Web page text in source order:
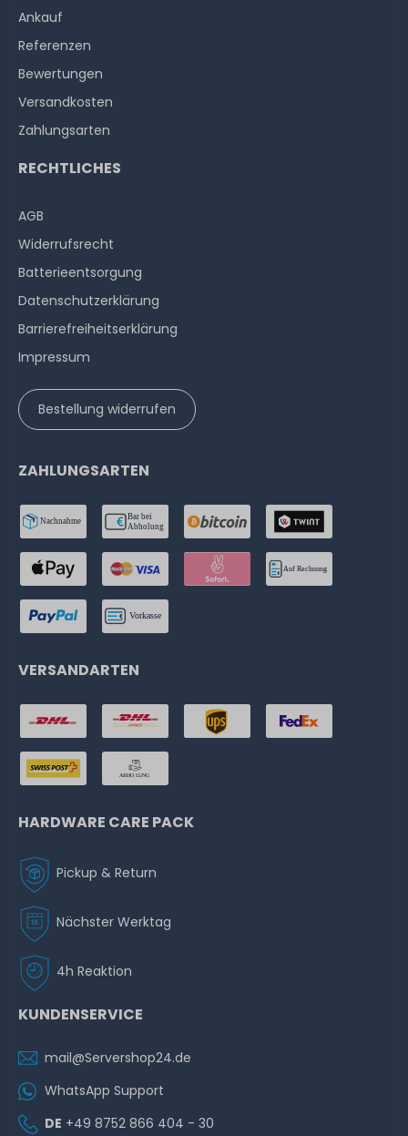
Ankauf
Referenzen
Bewertungen
Versandkosten
Zahlungsarten
RECHTLICHES
AGB
Widerrufs­recht
Batterieentsorgung
Datenschutzerklärung
Barrierefreiheitserklärung
Impressum
Bestellung widerrufen
ZAHLUNGSARTEN
VERSANDARTEN
HARDWARE CARE PACK
Pickup & Return
Nächster Werktag
4h Reaktion
KUNDENSERVICE
mail@Servershop24.de
WhatsApp Support
DE +49 8752 866 404 - 30